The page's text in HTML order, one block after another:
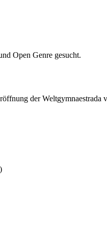
Open Genre gesucht.
der Weltgymnaestrada